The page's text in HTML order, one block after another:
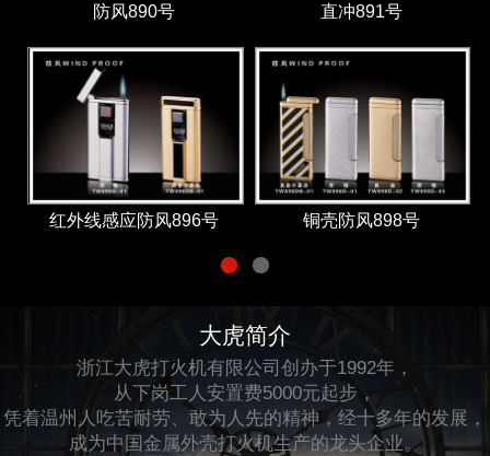
防风890号 直冲891号
红外线感应防风896号 铜壳防风898号
大虎简介
浙江大虎打火机有限公司创办于1992年，
从下岗工人安置费5000元起步，
凭着温州人吃苦耐劳、敢为人先的精神，经十多年的发展，
成为中国金属外壳打火机生产的龙头企业。